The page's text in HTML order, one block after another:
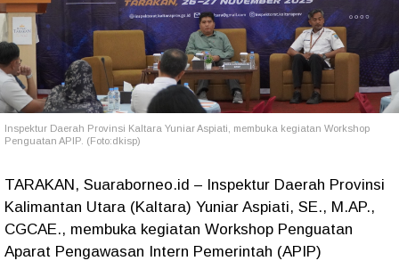
Inspektur Daerah Provinsi Kaltara Yuniar Aspiati, membuka kegiatan Workshop
Penguatan APIP. (Foto:dkisp)
TARAKAN, Suaraborneo.id – Inspektur Daerah Provinsi
Kalimantan Utara (Kaltara) Yuniar Aspiati, SE., M.AP.,
CGCAE., membuka kegiatan Workshop Penguatan
Aparat Pengawasan Intern Pemerintah (APIP)